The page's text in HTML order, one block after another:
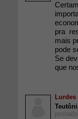
pra
mais
pode
Se
que
Lurdes